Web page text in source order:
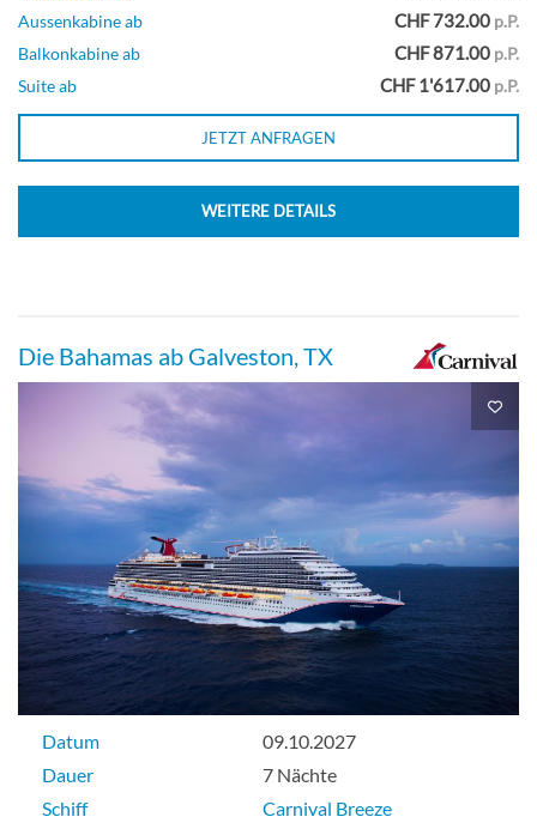
Innenkabine (Kategorie garantiert)-[IS]
Innenkabine
Meerblickkabine-[OS]
Deck 7
Aussenkabine ab
CHF 732.00 p.P.
Balkonkabine ab
CHF 871.00 p.P.
Suite ab
CHF 1'617.00 p.P.
JETZT ANFRAGEN
WEITERE DETAILS
Die Bahamas ab Galveston, TX
Datum
09.10.2027
Dauer
7 Nächte
Schiff
Carnival Breeze